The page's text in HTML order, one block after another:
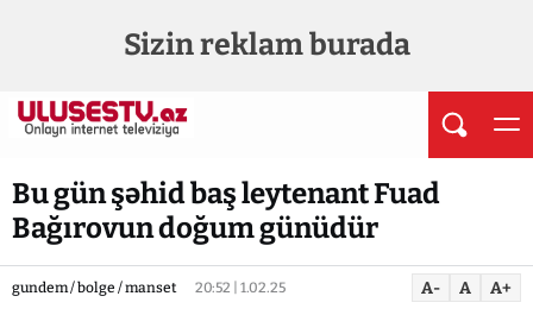
Sizin reklam burada
Bu gün şəhid baş leytenant Fuad
Bağırovun doğum günüdür
gundem / bolge / manset 20:52 | 1.02.25 A- A A+